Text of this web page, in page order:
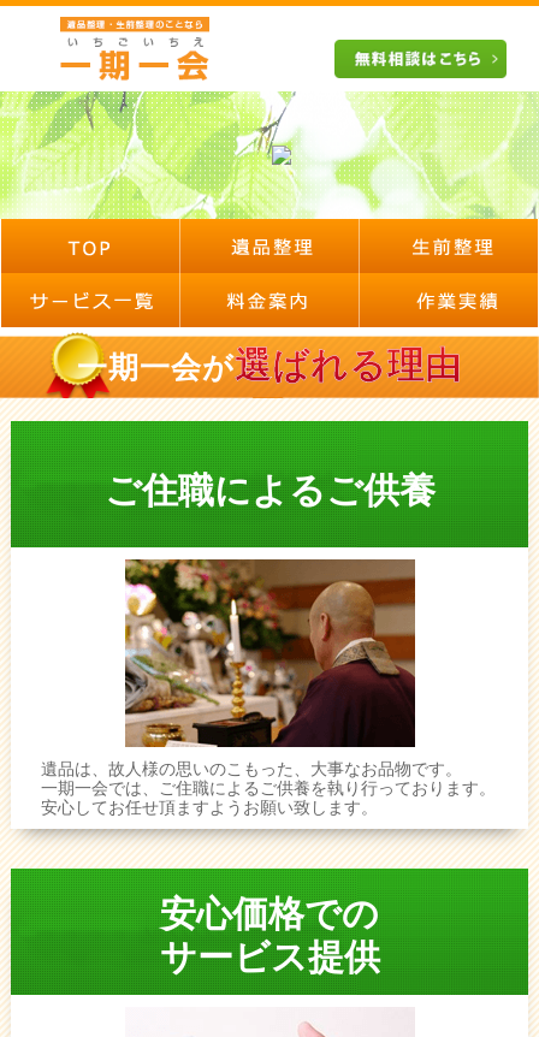
一期一会が選ばれる理由
ご住職によるご供養
遺品は、故人様の思いのこもった、大事なお品物です。
一期一会では、ご住職によるご供養を執り行っております。
安心してお任せ頂ますようお願い致します。
安心価格での
サービス提供